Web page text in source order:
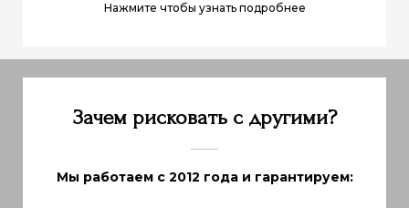
Нажмите чтобы узнать подробнее
Зачем рисковать с другими?
Мы работаем с 2012 года и гарантируем: